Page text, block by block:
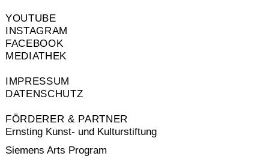
YOUTUBE
INSTAGRAM
FACEBOOK
MEDIATHEK
IMPRESSUM
DATENSCHUTZ
FÖRDERER & PARTNER
Ernsting Kunst- und Kulturstiftung
Siemens Arts Program